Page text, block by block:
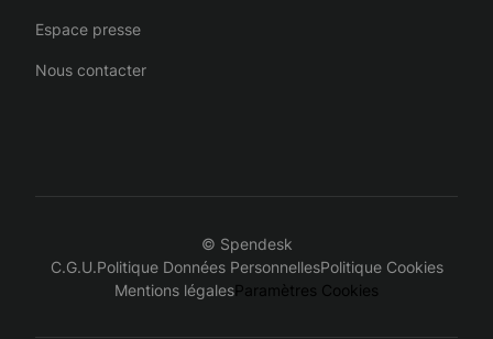
Espace presse
Nous contacter
© Spendesk
C.G.U.Politique Données PersonnellesPolitique Cookies
Mentions légalesParamètres Cookies